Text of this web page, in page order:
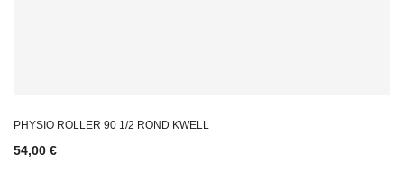
PHYSIO ROLLER 90 1/2 ROND KWELL
54,00 €